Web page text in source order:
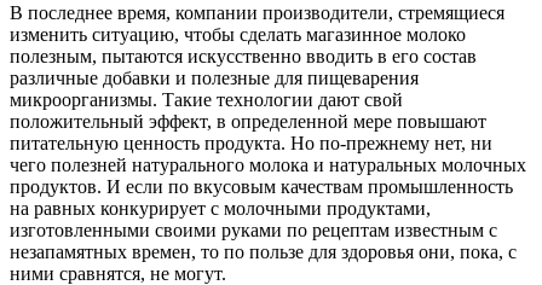
В последнее время, компании производители, стремящиеся
изменить ситуацию, чтобы сделать магазинное молоко
полезным, пытаются искусственно вводить в его состав
различные добавки и полезные для пищеварения
микроорганизмы. Такие технологии дают свой
положительный эффект, в определенной мере повышают
питательную ценность продукта. Но по-прежнему нет, ни
чего полезней натурального молока и натуральных молочных
продуктов. И если по вкусовым качествам промышленность
на равных конкурирует с молочными продуктами,
изготовленными своими руками по рецептам известным с
незапамятных времен, то по пользе для здоровья они, пока, с
ними сравнятся, не могут.